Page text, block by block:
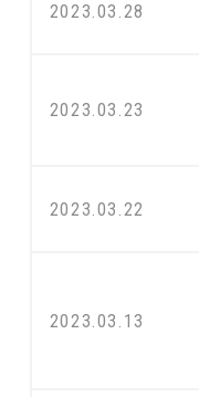
2023.03.28
2023.03.23
2023.03.22
2023.03.13